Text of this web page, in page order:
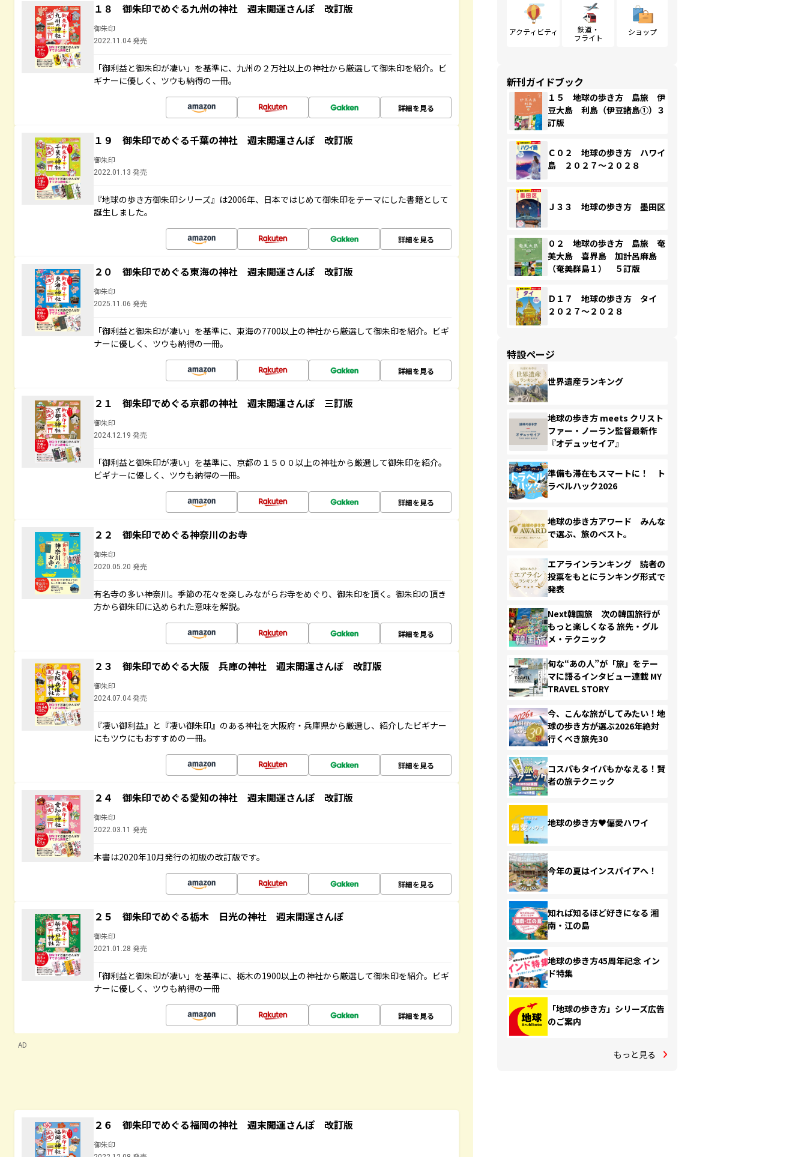
１８ 御朱印でめぐる九州の神社 週末開運さんぽ 改訂版
御朱印
2022.11.04 発売
「御利益と御朱印が凄い」を基準に、九州の２万社以上の神社から厳選して御朱印を紹介。ビ
ギナーに優しく、ツウも納得の一冊。
詳細を見る
１９ 御朱印でめぐる千葉の神社 週末開運さんぽ 改訂版
御朱印
2022.01.13 発売
『地球の歩き方御朱印シリーズ』は2006年、日本ではじめて御朱印をテーマにした書籍として
誕生しました。
詳細を見る
２０ 御朱印でめぐる東海の神社 週末開運さんぽ 改訂版
御朱印
2025.11.06 発売
「御利益と御朱印が凄い」を基準に、東海の7700以上の神社から厳選して御朱印を紹介。ビギ
ナーに優しく、ツウも納得の一冊。
詳細を見る
２１ 御朱印でめぐる京都の神社 週末開運さんぽ 三訂版
御朱印
2024.12.19 発売
「御利益と御朱印が凄い」を基準に、京都の１５００以上の神社から厳選して御朱印を紹介。
ビギナーに優しく、ツウも納得の一冊。
詳細を見る
２２ 御朱印でめぐる神奈川のお寺
御朱印
2020.05.20 発売
有名寺の多い神奈川。季節の花々を楽しみながらお寺をめぐり、御朱印を頂く。御朱印の頂き
方から御朱印に込められた意味を解説。
詳細を見る
２３ 御朱印でめぐる大阪 兵庫の神社 週末開運さんぽ 改訂版
御朱印
2024.07.04 発売
『凄い御利益』と『凄い御朱印』のある神社を大阪府・兵庫県から厳選し、紹介したビギナー
にもツウにもおすすめの一冊。
詳細を見る
２４ 御朱印でめぐる愛知の神社 週末開運さんぽ 改訂版
御朱印
2022.03.11 発売
本書は2020年10月発行の初版の改訂版です。
詳細を見る
２５ 御朱印でめぐる栃木 日光の神社 週末開運さんぽ
御朱印
2021.01.28 発売
「御利益と御朱印が凄い」を基準に、栃木の1900以上の神社から厳選して御朱印を紹介。ビギ
ナーに優しく、ツウも納得の一冊
詳細を見る
AD
２６ 御朱印でめぐる福岡の神社 週末開運さんぽ 改訂版
御朱印
アクティビティ
鉄道・
フライト
ショップ
新刊ガイドブック
１５ 地球の歩き方 島旅 伊
豆大島 利島（伊豆諸島①）３
訂版
Ｃ０２ 地球の歩き方 ハワイ
島 ２０２７～２０２８
Ｊ３３ 地球の歩き方 墨田区
０２ 地球の歩き方 島旅 奄
美大島 喜界島 加計呂麻島
（奄美群島１） ５訂版
Ｄ１７ 地球の歩き方 タイ
２０２７～２０２８
特設ページ
世界遺産ランキング
地球の歩き方 meets クリスト
ファー・ノーラン監督最新作
『オデュッセイア』
準備も滞在もスマートに！ ト
ラベルハック2026
地球の歩き方アワード みんな
で選ぶ、旅のベスト。
エアラインランキング 読者の
投票をもとにランキング形式で
発表
Next韓国旅 次の韓国旅行が
もっと楽しくなる 旅先・グル
メ・テクニック
旬な“あの人”が「旅」をテー
マに語るインタビュー連載 MY
TRAVEL STORY
今、こんな旅がしてみたい！地
球の歩き方が選ぶ2026年絶対
行くべき旅先30
コスパもタイパもかなえる！賢
者の旅テクニック
地球の歩き方♥偏愛ハワイ
今年の夏はインスパイアへ！
知れば知るほど好きになる 湘
南・江の島
地球の歩き方45周年記念 イン
ド特集
「地球の歩き方」シリーズ広告
のご案内
もっと見る